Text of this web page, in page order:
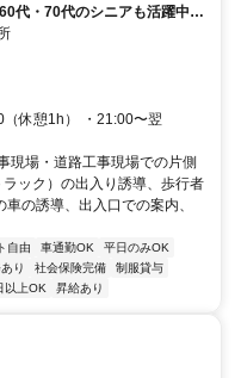
代・70代のシニアも活躍中！
験者も歓迎！屋内業務主体
お気軽に◎
休憩1h） ・21:00〜翌
現場・道路工事現場での片側
ック）の出入り誘導、歩行者
の誘導、出入口での案内、
自由 車通勤OK
平日のみOK
り 社会保険完備
制服貸与
以上OK 昇給あり